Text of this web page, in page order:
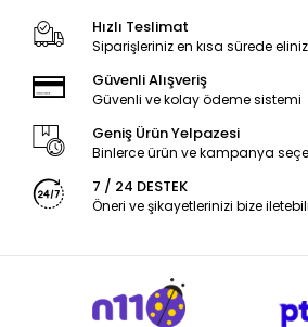
Hızlı Teslimat
Siparişleriniz en kısa sürede
Güvenli Alışveriş
Güvenli ve kolay ödeme sistemi
Geniş Ürün Yelpazesi
Binlerce ürün ve kampanya
7 / 24 DESTEK
Öneri ve şikayetlerinizi bize